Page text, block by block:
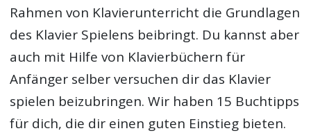
Rahmen von Klavierunterricht die Grundlagen
des Klavier Spielens beibringt. Du kannst aber
auch mit Hilfe von Klavierbüchern für
Anfänger selber versuchen dir das Klavier
spielen beizubringen. Wir haben 15 Buchtipps
für dich, die dir einen guten Einstieg bieten.